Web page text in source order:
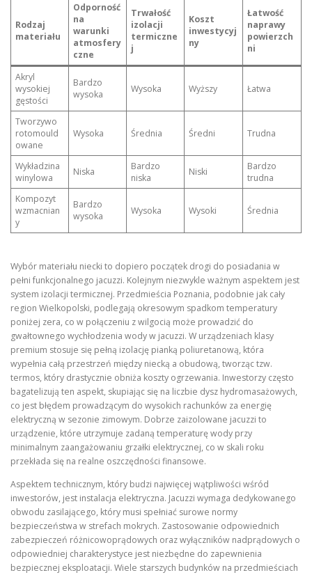
Rodzaj
materiału
Odporność
na
warunki
atmosfery
czne
Trwałość
izolacji
termiczne
j
Koszt
inwestycyj
ny
Łatwość
naprawy
powierzch
ni
Akryl
wysokiej
gęstości
Bardzo
wysoka
Wysoka Wyższy Łatwa
Tworzywo
rotomould
owane
Wysoka Średnia Średni Trudna
Wykładzina
winylowa
Niska
Bardzo
niska
Niski
Bardzo
trudna
Kompozyt
wzmacnian
y
Bardzo
wysoka
Wysoka Wysoki Średnia
Wybór materiału niecki to dopiero początek drogi do posiadania w
pełni funkcjonalnego jacuzzi. Kolejnym niezwykle ważnym aspektem jest
system izolacji termicznej. Przedmieścia Poznania, podobnie jak cały
region Wielkopolski, podlegają okresowym spadkom temperatury
poniżej zera, co w połączeniu z wilgocią może prowadzić do
gwałtownego wychłodzenia wody w jacuzzi. W urządzeniach klasy
premium stosuje się pełną izolację pianką poliuretanową, która
wypełnia całą przestrzeń między niecką a obudową, tworząc tzw.
termos, który drastycznie obniża koszty ogrzewania. Inwestorzy często
bagatelizują ten aspekt, skupiając się na liczbie dysz hydromasażowych,
co jest błędem prowadzącym do wysokich rachunków za energię
elektryczną w sezonie zimowym. Dobrze zaizolowane jacuzzi to
urządzenie, które utrzymuje zadaną temperaturę wody przy
minimalnym zaangażowaniu grzałki elektrycznej, co w skali roku
przekłada się na realne oszczędności finansowe.
Aspektem technicznym, który budzi najwięcej wątpliwości wśród
inwestorów, jest instalacja elektryczna. Jacuzzi wymaga dedykowanego
obwodu zasilającego, który musi spełniać surowe normy
bezpieczeństwa w strefach mokrych. Zastosowanie odpowiednich
zabezpieczeń różnicowoprądowych oraz wyłączników nadprądowych o
odpowiedniej charakterystyce jest niezbędne do zapewnienia
bezpiecznej eksploatacji. Wiele starszych budynków na przedmieściach